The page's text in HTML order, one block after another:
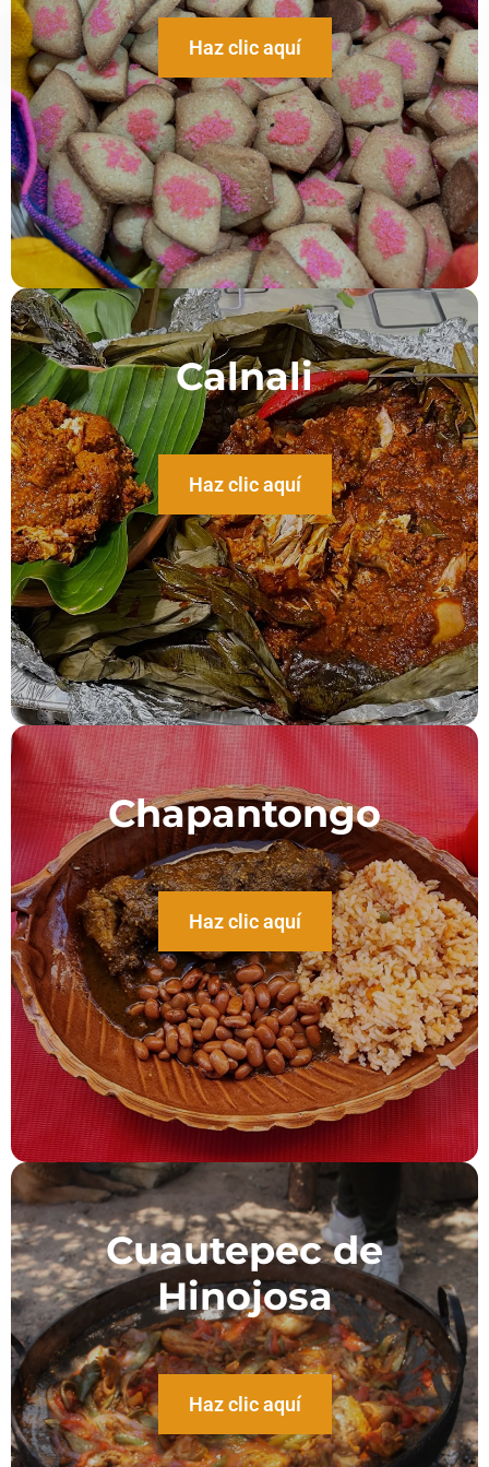
Haz clic aquí
Calnali
Haz clic aquí
Chapantongo
Haz clic aquí
Cuautepec de
Hinojosa
Haz clic aquí